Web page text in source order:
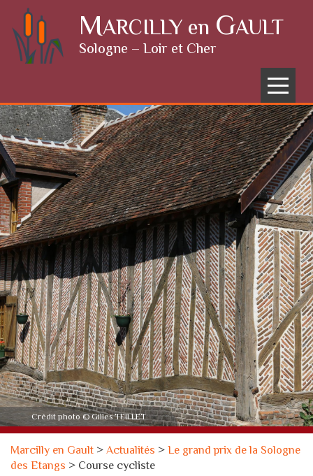
Skip to content MARCILLY en GAULT
Sologne – Loir et Cher
Menu
Crédit photo © Gilles TEILLET
Marcilly en Gault >Actualités >Le grand prix de la Sologne
des Etangs > Course cycliste